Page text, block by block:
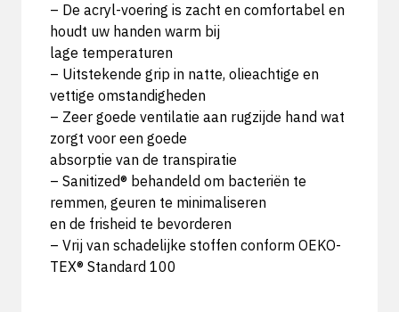
– De acryl-voering is zacht en comfortabel en
houdt uw handen warm bij
lage temperaturen
– Uitstekende grip in natte, olieachtige en
vettige omstandigheden
– Zeer goede ventilatie aan rugzijde hand wat
zorgt voor een goede
absorptie van de transpiratie
– Sanitized® behandeld om bacteriën te
remmen, geuren te minimaliseren
en de frisheid te bevorderen
– Vrij van schadelijke stoffen conform OEKO-
TEX® Standard 100